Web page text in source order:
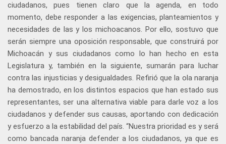
ciudadanos, pues tienen claro que la agenda, en todo
momento, debe responder a las exigencias, planteamientos y
necesidades de las y los michoacanos. Por ello, sostuvo que
serán siempre una oposición responsable, que construirá por
Michoacán y sus ciudadanos como lo han hecho en esta
Legislatura y, también en la siguiente, sumarán para luchar
contra las injusticias y desigualdades. Refirió que la ola naranja
ha demostrado, en los distintos espacios que han estado sus
representantes, ser una alternativa viable para darle voz a los
ciudadanos y defender sus causas, aportando con dedicación
y esfuerzo a la estabilidad del país. “Nuestra prioridad es y será
como bancada naranja defender a los ciudadanos, ya que es